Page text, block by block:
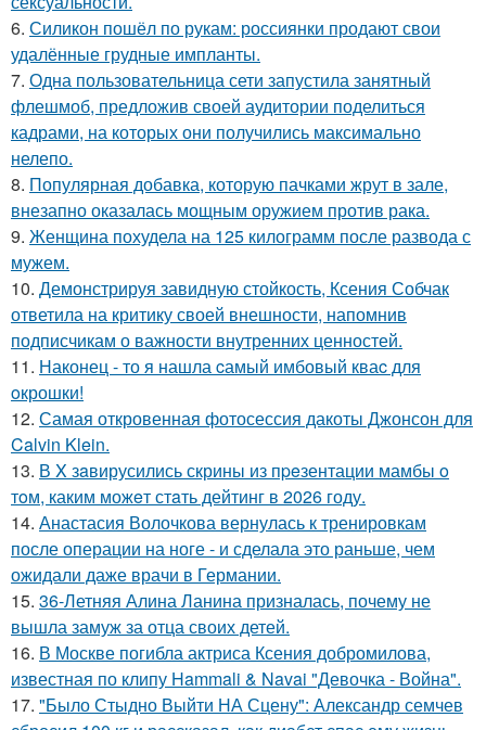
6. Силикон пошёл по рукам: россиянки продают свои
удалённые грудные импланты.
7. Одна пользовательница сети запустила занятный
флешмоб, предложив своей аудитории поделиться
кадрами, на которых они получились максимально
нелепо.
8. Популярная добавка, которую пачками жрут в зале,
внезапно оказалась мощным оружием против рака.
9. Женщина похудела на 125 килограмм после развода с
мужем.
10. Демонстрируя завидную стойкость, Ксения Собчак
ответила на критику своей внешности, напомнив
подписчикам о важности внутренних ценностей.
11. Наконец - то я нашла cамый имбовый кваc для
oкрошки!
12. Самая откровенная фотосессия дакоты Джонсон для
Calvin Klein.
13. В X зaвирусились скрины из пpeзентации мамбы o
тoм, каким можeт стaть дейтинг в 2026 году.
14. Анастасия Волочкова вернулась к тренировкам
после операции на ноге - и сделала это раньше, чем
ожидали даже врачи в Германии.
15. 36-Летняя Алина Ланина призналась, почему не
вышла замуж за отца своих детей.
16. В Москве погибла актриса Ксения добромилова,
известная по клипу Hammali & Navai "Девочка - Война".
17. "Было Стыдно Выйти НА Сцену": Александр семчев